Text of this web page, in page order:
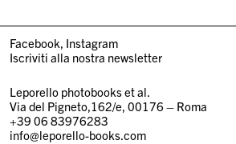
Facebook Instagram
Iscriviti alla nostra newsletter
Leporello photobooks et al.
Via del Pigneto,162/e, 00176 – Roma
+39 06 83976283
info@leporello-books.com